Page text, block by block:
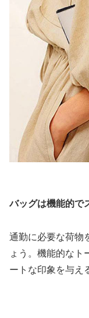
バッグは機能的で
通勤に必要な荷物
ょう。機能的なト
ートな印象を与え